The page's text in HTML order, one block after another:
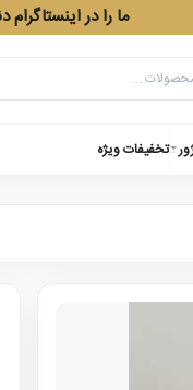
ما را در اینستاگرام
تخفیفات ویژه